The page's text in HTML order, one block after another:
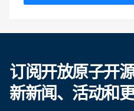
订阅开放原子开
新新闻、活动和